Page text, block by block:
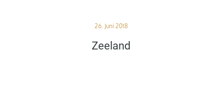
Posted
26. Juni 2018
Zeeland